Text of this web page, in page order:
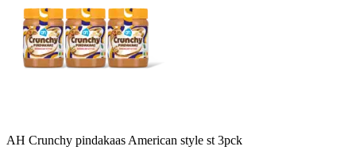
AH Crunchy pindakaas American style st 3pck